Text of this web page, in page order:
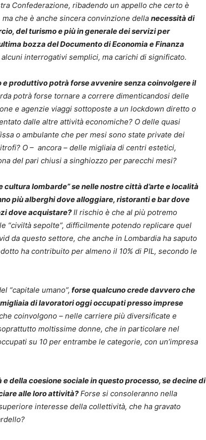
Confederazione, ribadendo un appello che certo è
che è anche sincera convinzione della necessità di
del turismo e più in generale dei servizi per
bozza del Documento di Economia e Finanza
interrogativi semplici, ma carichi di significato.
e produttivo potrà forse avvenire senza coinvolgere il
potrà forse tornare a correre dimenticandosi delle
e agenzie viaggi sottoposte a un lockdown diretto o
dalle altre attività economiche? O delle quasi
o ambulante che per mesi sono state private dei
O – ancora – delle migliaia di centri estetici,
del pari chiusi a singhiozzo per parecchi mesi?
cultura lombarde” se nelle nostre città d’arte e località
più alberghi dove alloggiare, ristoranti e bar dove
dove acquistare?Il rischio è che al più potremo
“civiltà sepolte”, difficilmente potendo replicare quel
da questo settore, che anche in Lombardia ha saputo
ha contribuito per almeno il 10% di PIL, secondo le
umano”, forse qualcuno crede davvero che
di lavoratori oggi occupati presso imprese
coinvolgono – nelle carriere più diversificate e
moltissime donne, che in particolare nel
su 10 per entrambe le categorie, con un’impresa
della coesione sociale in questo processo, se decine di
alle loro attività?Forse si consoleranno nella
interesse della collettività, che ha gravato